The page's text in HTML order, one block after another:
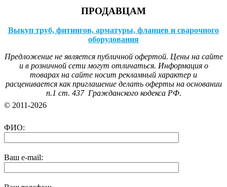
ПРОДАВЦАМ
Выкуп труб, фитингов, арматуры, фланцев и сварочного
оборудования
Предложение не является публичной офертой. Цены на сайте
и в розничной сети могут отличаться. Информация о
товарах на сайте носит рекламный характер и
расценивается как приглашение делать оферты на основании
п.1 ст. 437 Гражданского кодекса РФ.
© 2011-2026
ФИО:
Ваш e-mail: